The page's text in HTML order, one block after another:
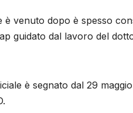
venuto dopo è spesso
guidato dal lavoro del
è segnato dal 29